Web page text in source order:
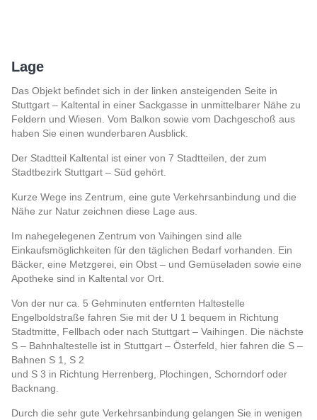
Lage
Das Objekt befindet sich in der linken ansteigenden Seite in
Stuttgart – Kaltental in einer Sackgasse in unmittelbarer Nähe zu
Feldern und Wiesen. Vom Balkon sowie vom Dachgeschoß aus
haben Sie einen wunderbaren Ausblick.
Der Stadtteil Kaltental ist einer von 7 Stadtteilen, der zum
Stadtbezirk Stuttgart – Süd gehört.
Kurze Wege ins Zentrum, eine gute Verkehrsanbindung und die
Nähe zur Natur zeichnen diese Lage aus.
Im nahegelegenen Zentrum von Vaihingen sind alle
Einkaufsmöglichkeiten für den täglichen Bedarf vorhanden. Ein
Bäcker, eine Metzgerei, ein Obst – und Gemüseladen sowie eine
Apotheke sind in Kaltental vor Ort.
Von der nur ca. 5 Gehminuten entfernten Haltestelle
Engelboldstraße fahren Sie mit der U 1 bequem in Richtung
Stadtmitte, Fellbach oder nach Stuttgart – Vaihingen. Die nächste
S – Bahnhaltestelle ist in Stuttgart – Österfeld, hier fahren die S –
Bahnen S 1, S 2
und S 3 in Richtung Herrenberg, Plochingen, Schorndorf oder
Backnang.
Durch die sehr gute Verkehrsanbindung gelangen Sie in wenigen